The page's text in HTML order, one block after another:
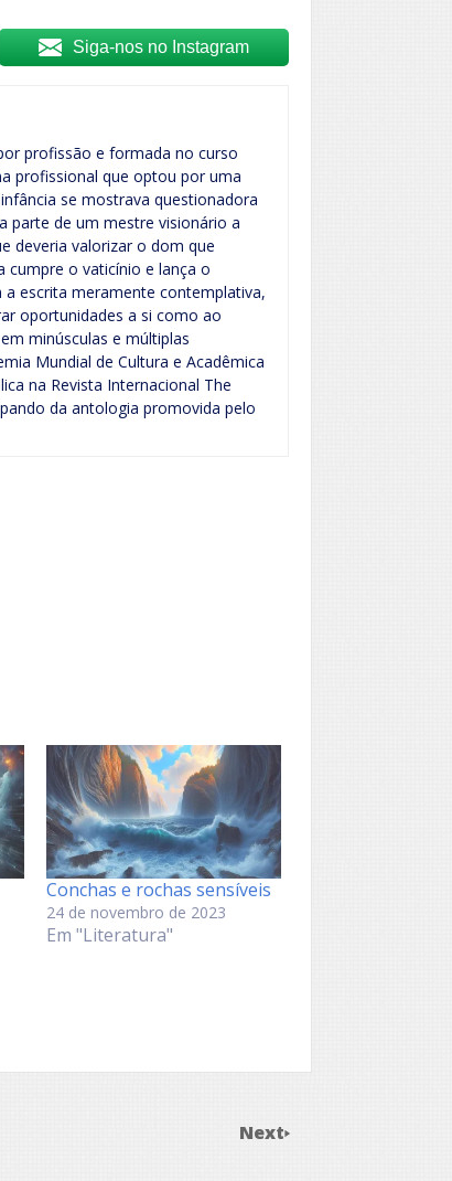
Siga-nos no Instagram
profissão e formada no curso
profissional que optou por uma
se mostrava questionadora
parte de um mestre visionário a
deveria valorizar o dom que
cumpre o vaticínio e lança o
escrita meramente contemplativa,
oportunidades a si como ao
minúsculas e múltiplas
Mundial de Cultura e Acadêmica
na Revista Internacional The
da antologia promovida pelo
Conchas e rochas sensíveis
24 de novembro de 2023
Em "Literatura"
Next